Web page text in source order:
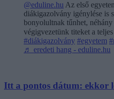
@eduline.hu Az első
diákigazolvány igénylése is
bonyolultnak tűnhet,
végigvezetünk titeket a
#diákigazolvány #egyetem
♬ eredeti hang - eduline.hu
Itt a pontos dátum: ekkor